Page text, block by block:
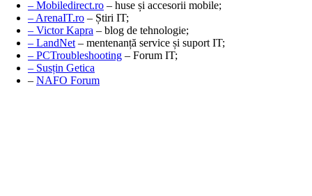
– Mobiledirect.ro – huse și accesorii mobile;
– ArenaIT.ro – Știri IT;
– Victor Kapra – blog de tehnologie;
– LandNet – mentenanță service și suport IT;
– PCTroubleshooting – Forum IT;
– Susțin Getica
– NAFO Forum